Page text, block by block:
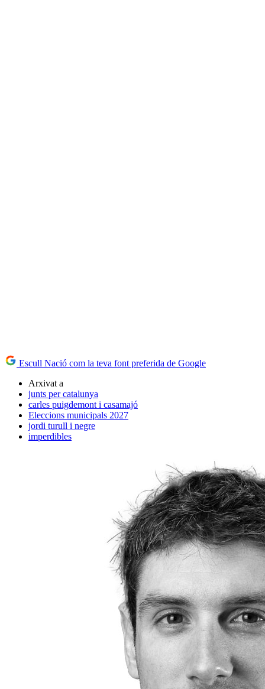
Escull Nació com la teva font preferida de Google
Arxivat a
junts per catalunya
carles puigdemont i casamajó
Eleccions municipals 2027
jordi turull i negre
imperdibles